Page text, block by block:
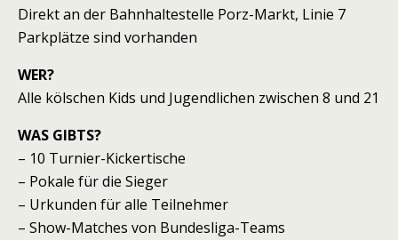
Direkt an der Bahnhaltestelle Porz-Markt, Linie 7
Parkplätze sind vorhanden
WER?
Alle kölschen Kids und Jugendlichen zwischen 8 und 21
WAS GIBTS?
– 10 Turnier-Kickertische
– Pokale für die Sieger
– Urkunden für alle Teilnehmer
– Show-Matches von Bundesliga-Teams